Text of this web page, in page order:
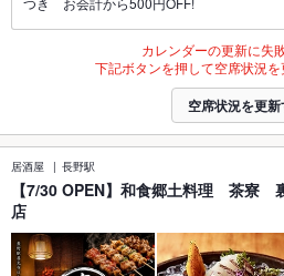
カレンダーの更新に失
下記ボタンを押して空席状況を
空席状況を更新
居酒屋 長野駅
【7/30 OPEN】和食郷土料理 茶寮
店